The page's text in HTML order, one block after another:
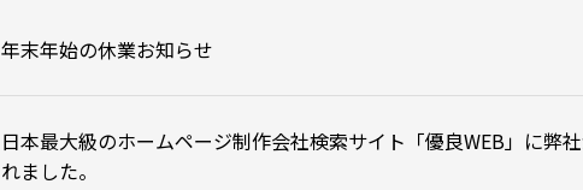
年末年始の休業お知らせ
日本最大級のホームページ制作会社検索サイト「優良WEB」に弊
れました。